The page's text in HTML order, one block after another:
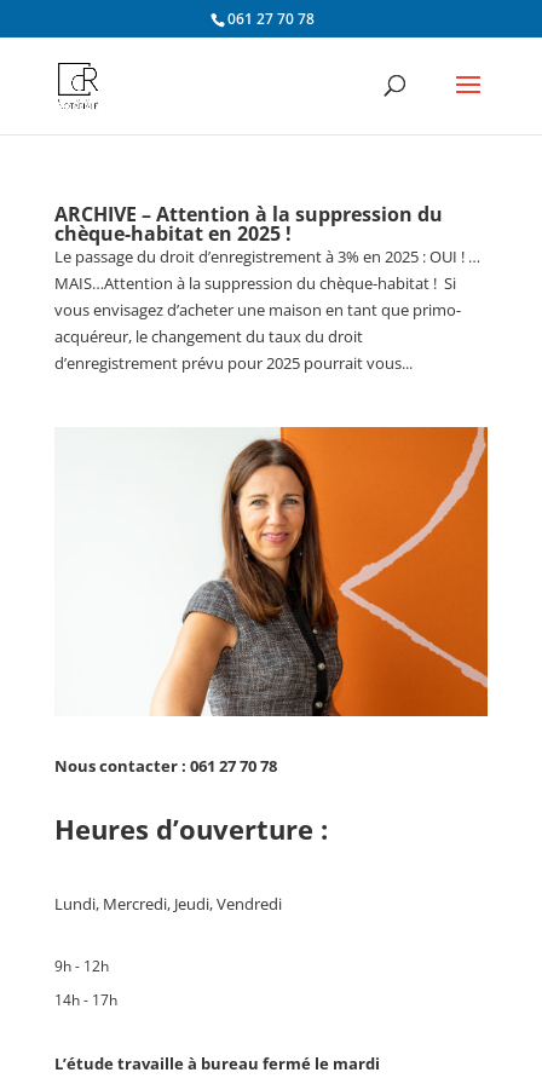
061 27 70 78
ARCHIVE – Attention à la suppression du
chèque-habitat en 2025 !
Le passage du droit d’enregistrement à 3% en 2025 : OUI ! …
MAIS…Attention à la suppression du chèque-habitat ! Si
vous envisagez d’acheter une maison en tant que primo-
acquéreur, le changement du taux du droit
d’enregistrement prévu pour 2025 pourrait vous...
Nous contacter : 061 27 70 78
Heures d’ouverture :
Lundi, Mercredi, Jeudi, Vendredi
9h - 12h
14h - 17h
L’étude travaille à bureau fermé le mardi